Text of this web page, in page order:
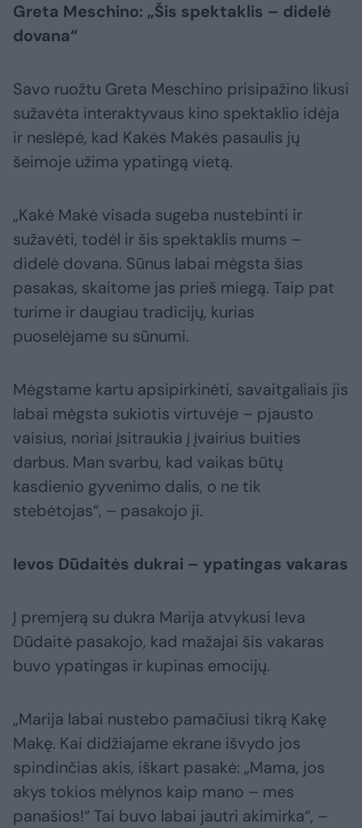
Greta Meschino: „Šis spektaklis – didelė
dovana“
Savo ruožtu Greta Meschino prisipažino likusi
sužavėta interaktyvaus kino spektaklio idėja
ir neslėpė, kad Kakės Makės pasaulis jų
šeimoje užima ypatingą vietą.
„Kakė Makė visada sugeba nustebinti ir
sužavėti, todėl ir šis spektaklis mums –
didelė dovana. Sūnus labai mėgsta šias
pasakas, skaitome jas prieš miegą. Taip pat
turime ir daugiau tradicijų, kurias
puoselėjame su sūnumi.
Mėgstame kartu apsipirkinėti, savaitgaliais jis
labai mėgsta sukiotis virtuvėje – pjausto
vaisius, noriai įsitraukia į įvairius buities
darbus. Man svarbu, kad vaikas būtų
kasdienio gyvenimo dalis, o ne tik
stebėtojas“, – pasakojo ji.
Ievos Dūdaitės dukrai – ypatingas vakaras
Į premjerą su dukra Marija atvykusi Ieva
Dūdaitė pasakojo, kad mažajai šis vakaras
buvo ypatingas ir kupinas emocijų.
„Marija labai nustebo pamačiusi tikrą Kakę
Makę. Kai didžiajame ekrane išvydo jos
spindinčias akis, iškart pasakė: „Mama, jos
akys tokios mėlynos kaip mano – mes
panašios!“ Tai buvo labai jautri akimirka“, –